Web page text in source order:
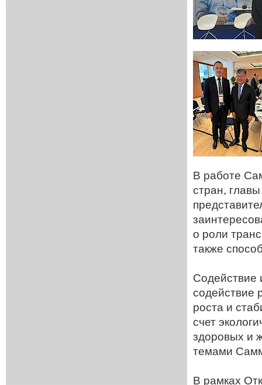
В работе
стран,
о роли
также
Содействие
содействие
роста и
счет
здоровых и
темами
В рамках